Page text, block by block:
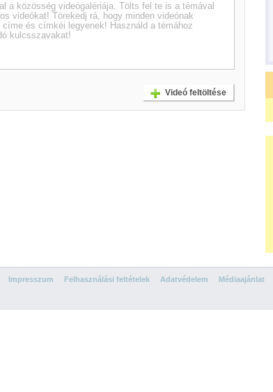
a közösség videógalériája. Tölts fel te is a témával
videókat! Törekedj rá, hogy minden videónak
címe és címkéi legyenek! Használd a témához
kulcsszavakat!
Videó feltöltése
Impresszum Felhasználási feltételek Adatvédelem Médiaajánlat